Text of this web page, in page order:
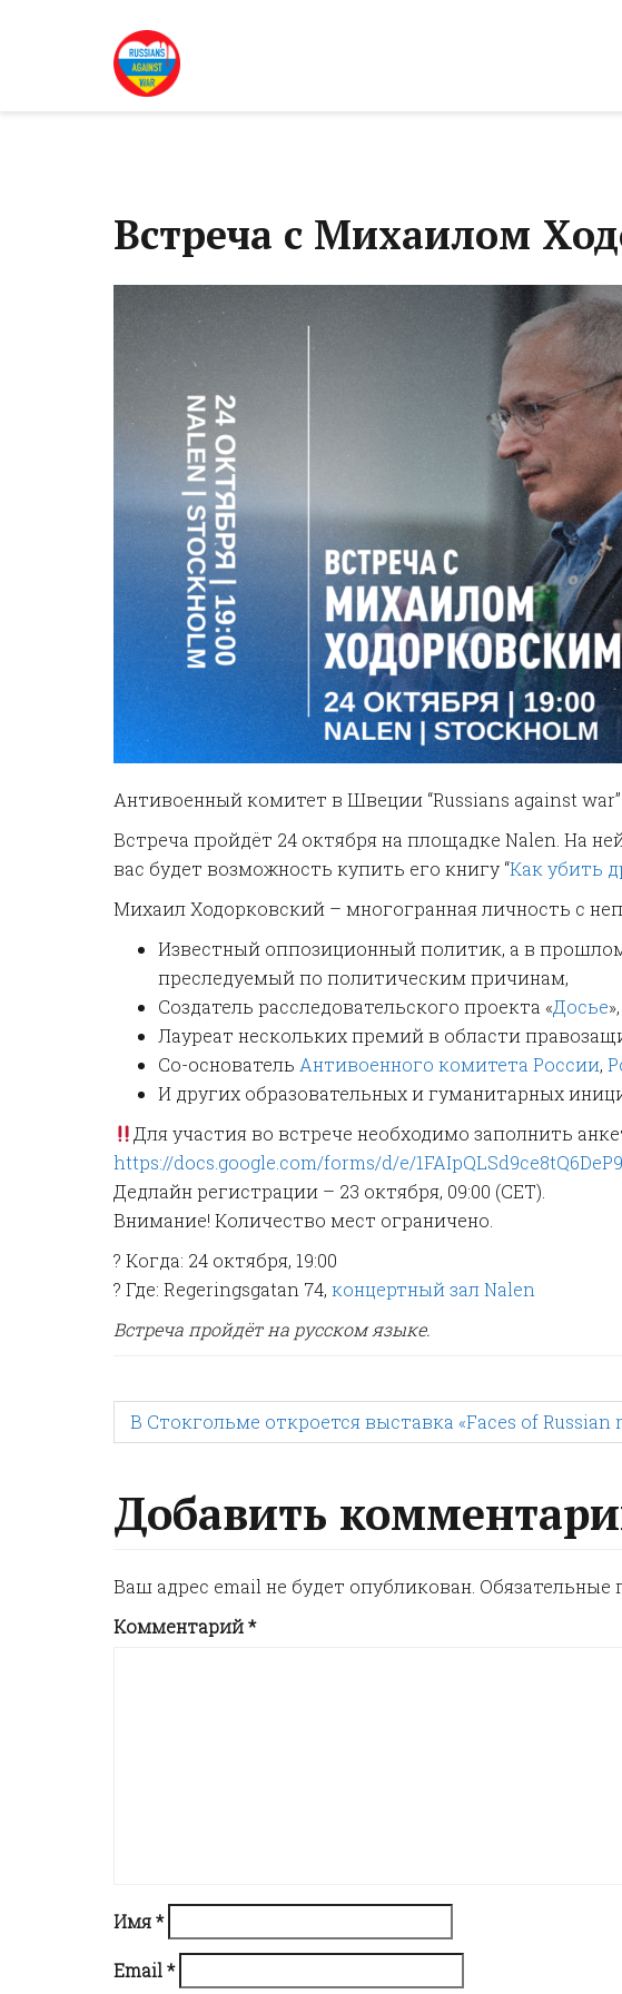
Встреча с Михаилом
Антивоенный комитет в Швеции “Russians against
Встреча пройдёт 24 октября на площадке Nalen. На
вас будет возможность купить его книгу “Как убить
Михаил Ходорковский – многогранная личность с
Известный оппозиционный политик, а в
преследуемый по политическим причинам,
Создатель расследовательского проекта «Досье»,
Лауреат нескольких премий в области
Со-основатель Антивоенного комитета России,
И других образовательных и гуманитарных
Для участия во встрече необходимо заполнить
https://docs.google.com/forms/d/e/
Дедлайн регистрации – 23 октября, 09:00 (CET).
Внимание! Количество мест ограничено.
? Когда: 24 октября, 19:00
? Где: Regeringsgatan 74, концертный зал Nalen
Встреча пройдёт на русском языке.
P
o
s
t
g
В Стокгольме откроется выставка «Faces of Russian
Добавить
Ваш адрес email не будет опубликован. Обязательные
Комментарий*
Имя*
Email*